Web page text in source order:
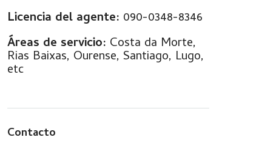
Licencia del agente: 090-0348-8346
Áreas de servicio: Costa da Morte,
Rias Baixas, Ourense, Santiago, Lugo,
etc
Contacto